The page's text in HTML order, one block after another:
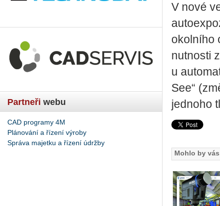
Partneři webu
CAD programy 4M
Plánování a řízení výroby
Správa majetku a řízení údržby
V nové
okolního
nutnosti
u
See“
jednoho
Mohlo by